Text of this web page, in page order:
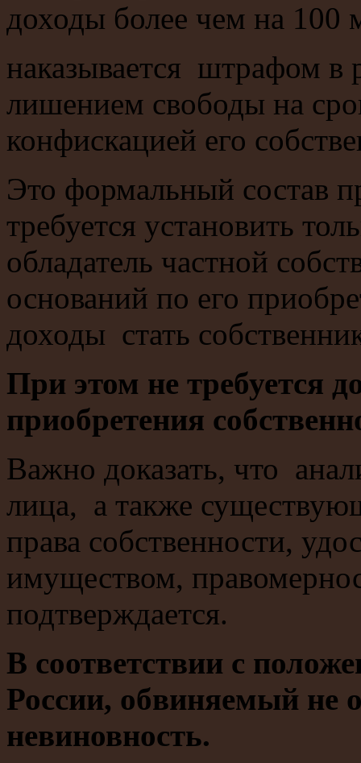
доходы более чем на 100
наказывается штрафом в
лишением свободы на
конфискацией его
Это формальный состав
требуется установить
обладатель частной
оснований по его
доходы стать
При этом не требуется
приобретения
Важно доказать, что
лица, а также
права собственности,
имуществом,
подтверждается.
В соответствии с
России, обвиняемый не
невиновность.